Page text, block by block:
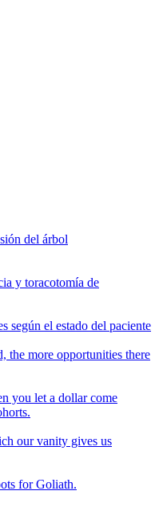
del árbol
y toracotomía de
según el estado del paciente
the more opportunities there
you let a dollar come
our vanity gives us
for Goliath.